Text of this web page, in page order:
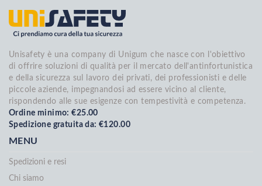
Unisafety è una company di Unigum che nasce con l'obiettivo
di offrire soluzioni di qualità per il mercato dell'antinfortunistica
e della sicurezza sul lavoro dei privati, dei professionisti e delle
piccole aziende, impegnandosi ad essere vicino al cliente,
rispondendo alle sue esigenze con tempestività e competenza.
Ordine minimo: €25.00
Spedizione gratuita da: €120.00
MENU
Spedizioni e resi
Chi siamo